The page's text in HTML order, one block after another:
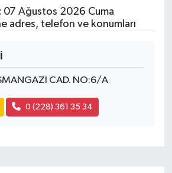
07 Ağustos 2026 Cuma
adres, telefon ve konumları
CAD. NO:6/A
0 (228) 361 35 34